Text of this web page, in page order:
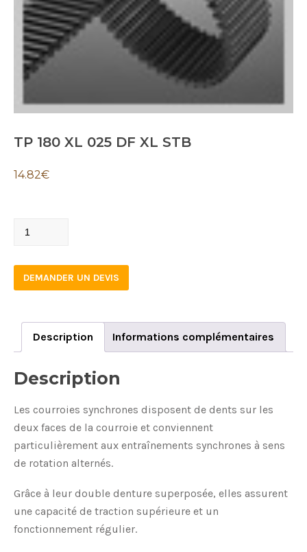
TP 180 XL 025 DF XL STB
14.82€
XL
025
quantity
DEMANDER UN DEVIS
Description Informations complémentaires
Description
Les courroies synchrones disposent de dents sur les
deux faces de la courroie et conviennent
particulièrement aux entraînements synchrones à sens
de rotation alternés.
Grâce à leur double denture superposée, elles assurent
une capacité de traction supérieure et un
fonctionnement régulier.